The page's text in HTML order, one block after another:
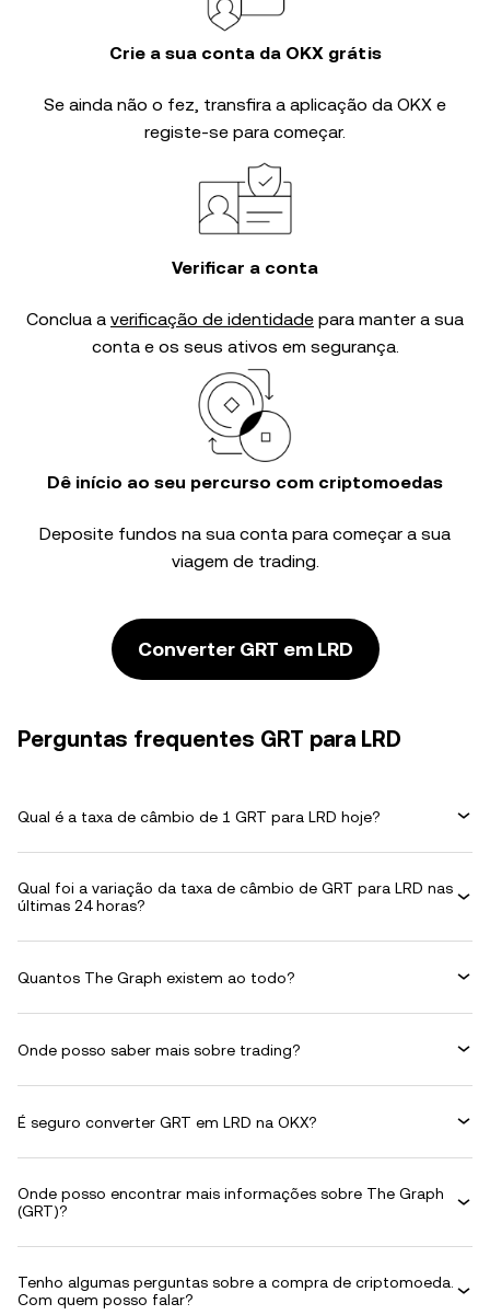
Crie a sua conta da OKX grátis
Se ainda não o fez, transfira a aplicação da OKX e
registe-se para começar.
Verificar a conta
Conclua a verificação de identidade para manter a sua
conta e os seus ativos em segurança.
Dê início ao seu percurso com criptomoedas
Deposite fundos na sua conta para começar a sua
viagem de trading.
Converter GRT em LRD
Perguntas frequentes GRT para LRD
Qual é a taxa de câmbio de 1 GRT para LRD hoje?
Qual foi a variação da taxa de câmbio de GRT para LRD nas
últimas 24 horas?
Quantos The Graph existem ao todo?
Onde posso saber mais sobre trading?
É seguro converter GRT em LRD na OKX?
Onde posso encontrar mais informações sobre The Graph
(GRT)?
Tenho algumas perguntas sobre a compra de criptomoeda.
Com quem posso falar?